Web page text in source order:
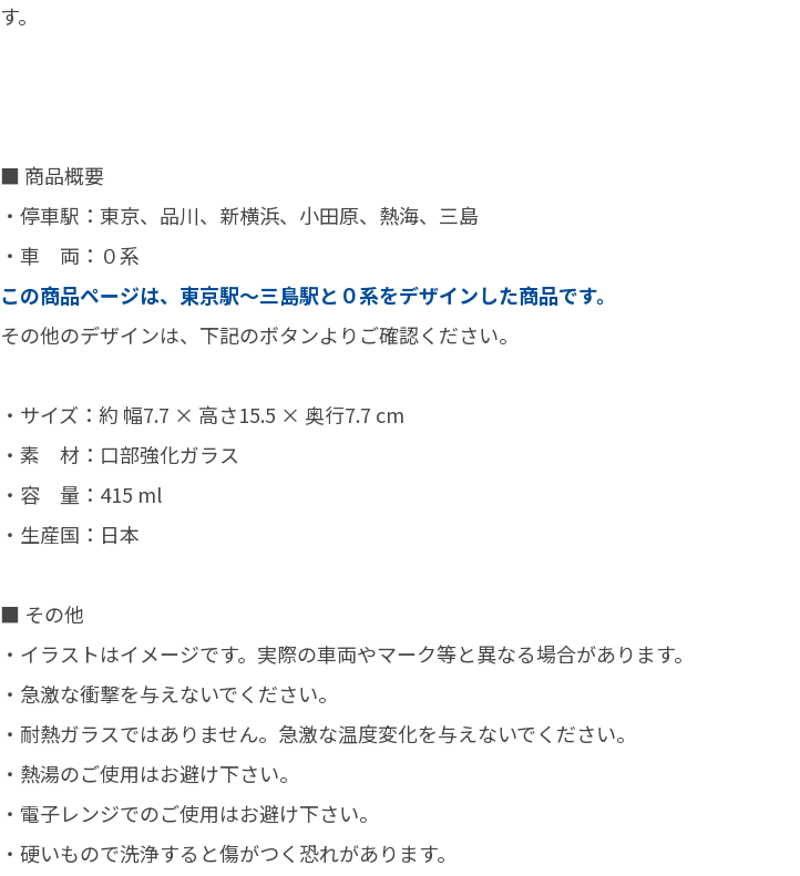
す。
■ 商品概要
・停車駅：東京、品川、新横浜、小田原、熱海、三島
・車 両：０系
この商品ページは、東京駅～三島駅と０系をデザインした商品です。
その他のデザインは、下記のボタンよりご確認ください。
・サイズ：約 幅7.7 × 高さ15.5 × 奥行7.7 cm
・素 材：口部強化ガラス
・容 量：415 ml
・生産国：日本
■ その他
・イラストはイメージです。実際の車両やマーク等と異なる場合があります。
・急激な衝撃を与えないでください。
・耐熱ガラスではありません。急激な温度変化を与えないでください。
・熱湯のご使用はお避け下さい。
・電子レンジでのご使用はお避け下さい。
・硬いもので洗浄すると傷がつく恐れがあります。